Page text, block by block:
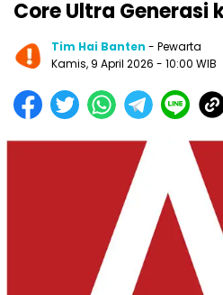
Core Ultra Generasi
Tim Hai Banten - Pewarta
Kamis, 9 April 2026 - 10:00 WIB